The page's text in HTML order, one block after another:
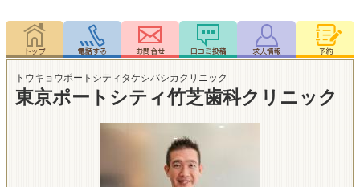
トウキョウポートシティタケシバシカクリニック
東京ポートシティ竹芝歯科クリニック